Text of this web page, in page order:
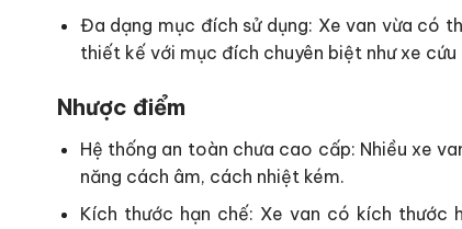
Đa dạng mục đích sử dụng: Xe van vừa có
thiết kế với mục đích chuyên biệt như xe
Nhược điểm
Hệ thống an toàn chưa cao cấp: Nhiều xe
năng cách âm, cách nhiệt kém.
Kích thước hạn chế: Xe van có kích thước